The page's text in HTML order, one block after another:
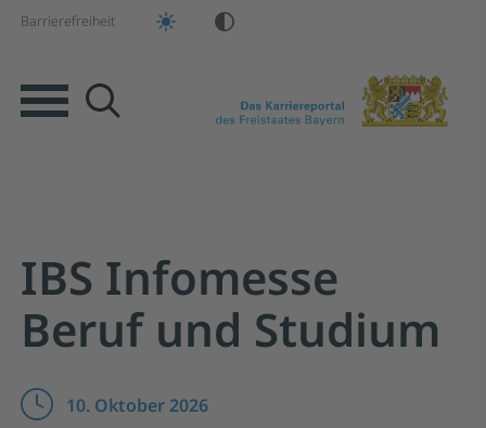
Barrierefreiheit
IBS Infomesse
Beruf und Studium
10. Oktober 2026